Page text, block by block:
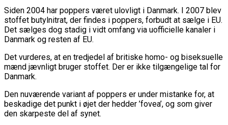
Siden 2004 har poppers været ulovligt i Danmark. I 2007 blev
stoffet butylnitrat, der findes i poppers, forbudt at sælge i EU.
Det sælges dog stadig i vidt omfang via uofficielle kanaler i
Danmark og resten af EU.
Det vurderes, at en tredjedel af britiske homo- og biseksuelle
mænd jævnligt bruger stoffet. Der er ikke tilgængelige tal for
Danmark.
Den nuværende variant af poppers er under mistanke for, at
beskadige det punkt i øjet der hedder ’fovea’, og som giver
den skarpeste del af synet.